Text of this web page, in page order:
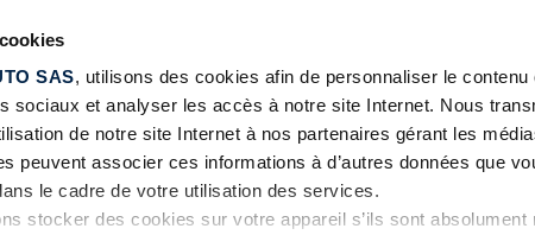
SAS, utilisons des cookies afin de personnaliser le
sociaux et analyser les accès à notre site Internet. Nous
de notre site Internet à nos partenaires gérant les
peuvent associer ces informations à d’autres données que
le cadre de votre utilisation des services.
stocker des cookies sur votre appareil s’ils sont
de passe semble non valide. Veuillez demander un nouveau
adresse e-mail. Vous recevrez un e-mail contenant les